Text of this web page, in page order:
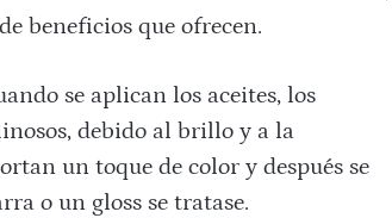
beneficios que ofrecen.
se aplican los aceites, los
debido al brillo y a la
un toque de color y después se
o un gloss se tratase.